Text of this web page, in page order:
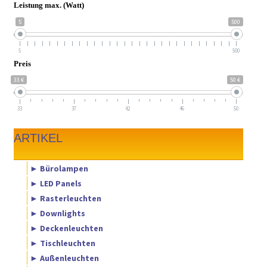
Leistung max. (Watt)
5 500
5 500
Preis
33 € 50 €
33 37 42 46 50
ARTIKEL
► Bürolampen
► LED Panels
► Rasterleuchten
► Downlights
► Deckenleuchten
► Tischleuchten
► Außenleuchten